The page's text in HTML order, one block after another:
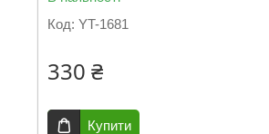
Код: YT-1681
330 ₴
Купити